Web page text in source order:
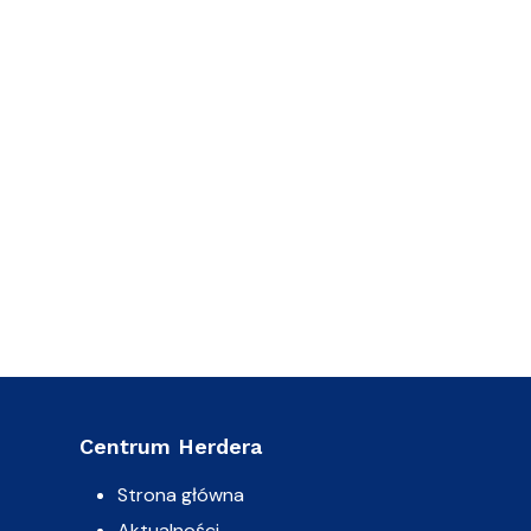
Centrum Herdera
Strona główna